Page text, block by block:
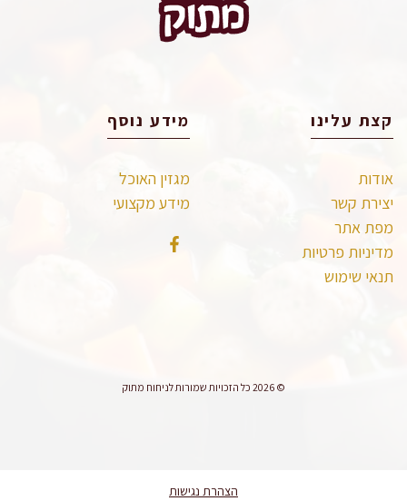
קצת עלינו
אודות
יצירת קשר
מפת אתר
מדיניות פרטיות
תנאי שימוש
מידע נוסף
מגזין האוכל
מידע מקצועי
© 2026 כל הזכויות שמורות לניחוח מתוק
הצהרת נגישות